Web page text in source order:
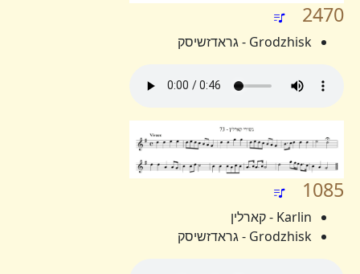
2470
Grodzhisk - גראדזשיסק
1085
Karlin - קארלין
Grodzhisk - גראדזשיסק